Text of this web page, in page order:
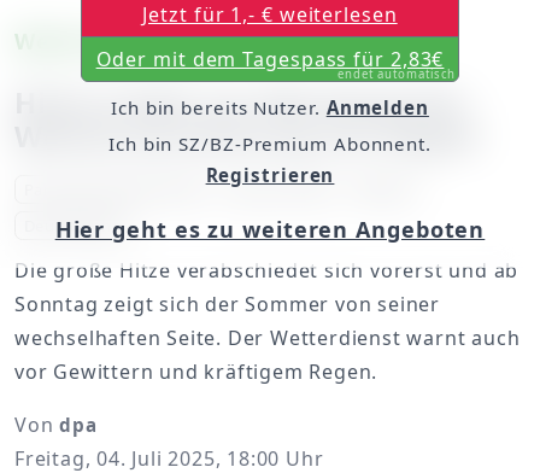
Wetteraussichten
Hitze endet am Wochenende -
Wetterumschwung mit Regen
Panorama Nachrichten dpa_content
Deutschland
Die große Hitze verabschiedet sich vorerst und ab
Sonntag zeigt sich der Sommer von seiner
wechselhaften Seite. Der Wetterdienst warnt auch
vor Gewittern und kräftigem Regen.
Vondpa
Freitag, 04. Juli 2025, 18:00 Uhr
Jetzt für 1,- € weiterlesen
Oder mit dem Tagespass für 2,83€
endet automatisch
Ich bin bereits Nutzer. Anmelden
Ich bin SZ/BZ-Premium Abonnent.
Registrieren
Hier geht es zu weiteren Angeboten